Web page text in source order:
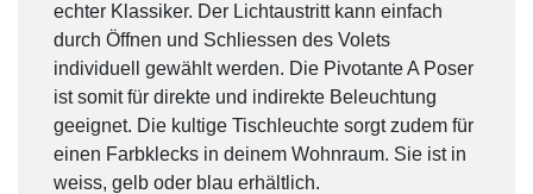
echter Klassiker. Der Lichtaustritt kann einfach
durch Öffnen und Schliessen des Volets
individuell gewählt werden. Die Pivotante A Poser
ist somit für direkte und indirekte Beleuchtung
geeignet. Die kultige Tischleuchte sorgt zudem für
einen Farbklecks in deinem Wohnraum. Sie ist in
weiss, gelb oder blau erhältlich.